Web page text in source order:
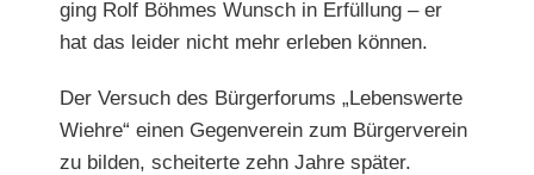
ging Rolf Böhmes Wunsch in Erfüllung – er
hat das leider nicht mehr erleben können.
Der Versuch des Bürgerforums „Lebenswerte
Wiehre“ einen Gegenverein zum Bürgerverein
zu bilden, scheiterte zehn Jahre später.